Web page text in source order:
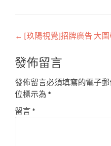
Post
navigation
← [玖陽視覺]招牌廣告 大
發佈留言
發佈留言必須填寫的電子郵
位標示為 *
留言*